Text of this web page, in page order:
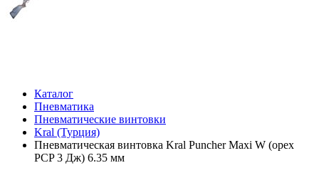
Каталог
Пневматика
Пневматические винтовки
Kral (Турция)
Пневматическая винтовка Kral Puncher Maxi W (орех
PCP 3 Дж) 6.35 мм